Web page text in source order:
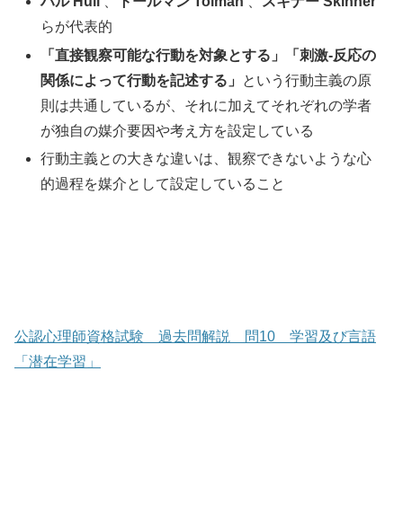
らが代表的
「直接観察可能な行動を対象とする 」「刺激-反応の
関係によって行動を記述する 」
という行動主義の原
則は共通しているが、それに加えてそれぞれの学者
が独自の媒介要因や考え方を設定している
行動主義との大きな違いは、観察できないような心
的過程を媒介として設定していること
公認心理師資格試験 過去問解説 問10 学習及び言語
「潜在学習」